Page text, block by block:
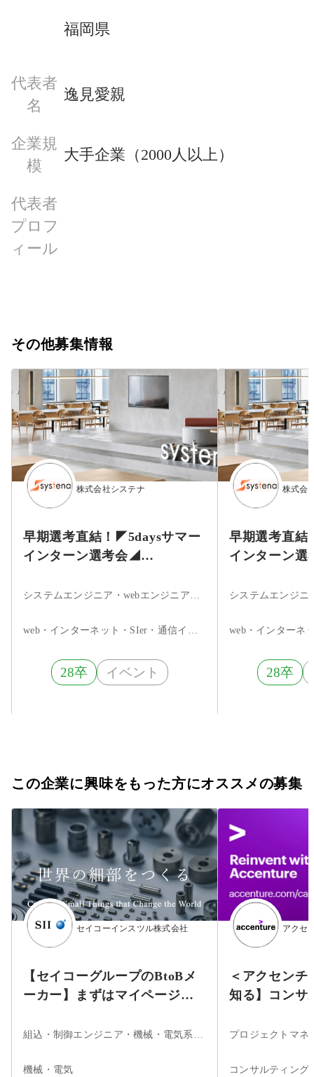
福岡県
代表者
名
逸見愛親
企業規
模
大手企業（2000人以上）
代表者
プロフ
ィール
その他募集情報
株式会社システナ
早期選考直結！◤5daysサマー
インターン選考会◢
28卒 イベント
株式会
早期選考直結
インターン
28卒
この企業に興味をもった方にオススメの募集
セイコーインスツル株式会社
【セイコーグループのBtoBメ
ーカー】まずはマイページ登
力を武器に、多領域に貢献す
機械・電気
アクセ
＜アクセンチ
知る】コンサ
ナー
コンサルティング